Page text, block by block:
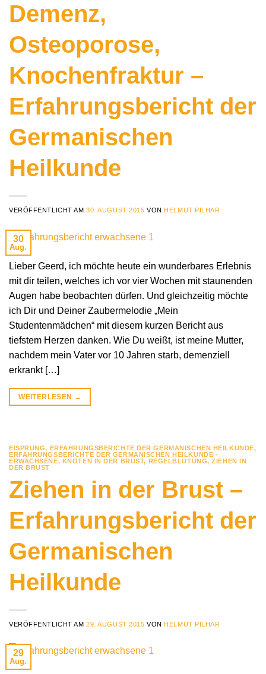
Demenz,
Osteoporose,
Knochenfraktur –
Erfahrungsbericht der
Germanischen
Heilkunde
VERÖFFENTLICHT AM30. AUGUST 2015 VON HELMUT PILHAR
30
Aug.
Lieber Geerd, ich möchte heute ein wunderbares Erlebnis
mit dir teilen, welches ich vor vier Wochen mit staunenden
Augen habe beobachten dürfen. Und gleichzeitig möchte
ich Dir und Deiner Zaubermelodie „Mein
Studentenmädchen“ mit diesem kurzen Bericht aus
tiefstem Herzen danken. Wie Du weißt, ist meine Mutter,
nachdem mein Vater vor 10 Jahren starb, demenziell
erkrankt […]
WEITERLESEN →
EISPRUNG, ERFAHRUNGSBERICHTE DER GERMANISCHEN HEILKUNDE,
ERFAHRUNGSBERICHTE DER GERMANISCHEN HEILKUNDE -
ERWACHSENE, KNOTEN IN DER BRUST, REGELBLUTUNG,ZIEHEN IN
DER BRUST
Ziehen in der Brust –
Erfahrungsbericht der
Germanischen
Heilkunde
VERÖFFENTLICHT AM29. AUGUST 2015 VON HELMUT PILHAR
29
Aug.